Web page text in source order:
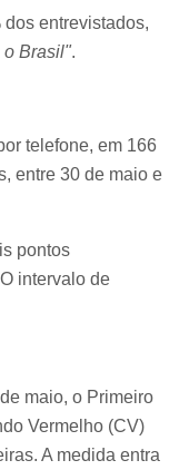
entrevistados,
o Brasil".
telefone, em 166
entre 30 de maio e
pontos
intervalo de
maio, o Primeiro
Vermelho (CV)
A medida entra